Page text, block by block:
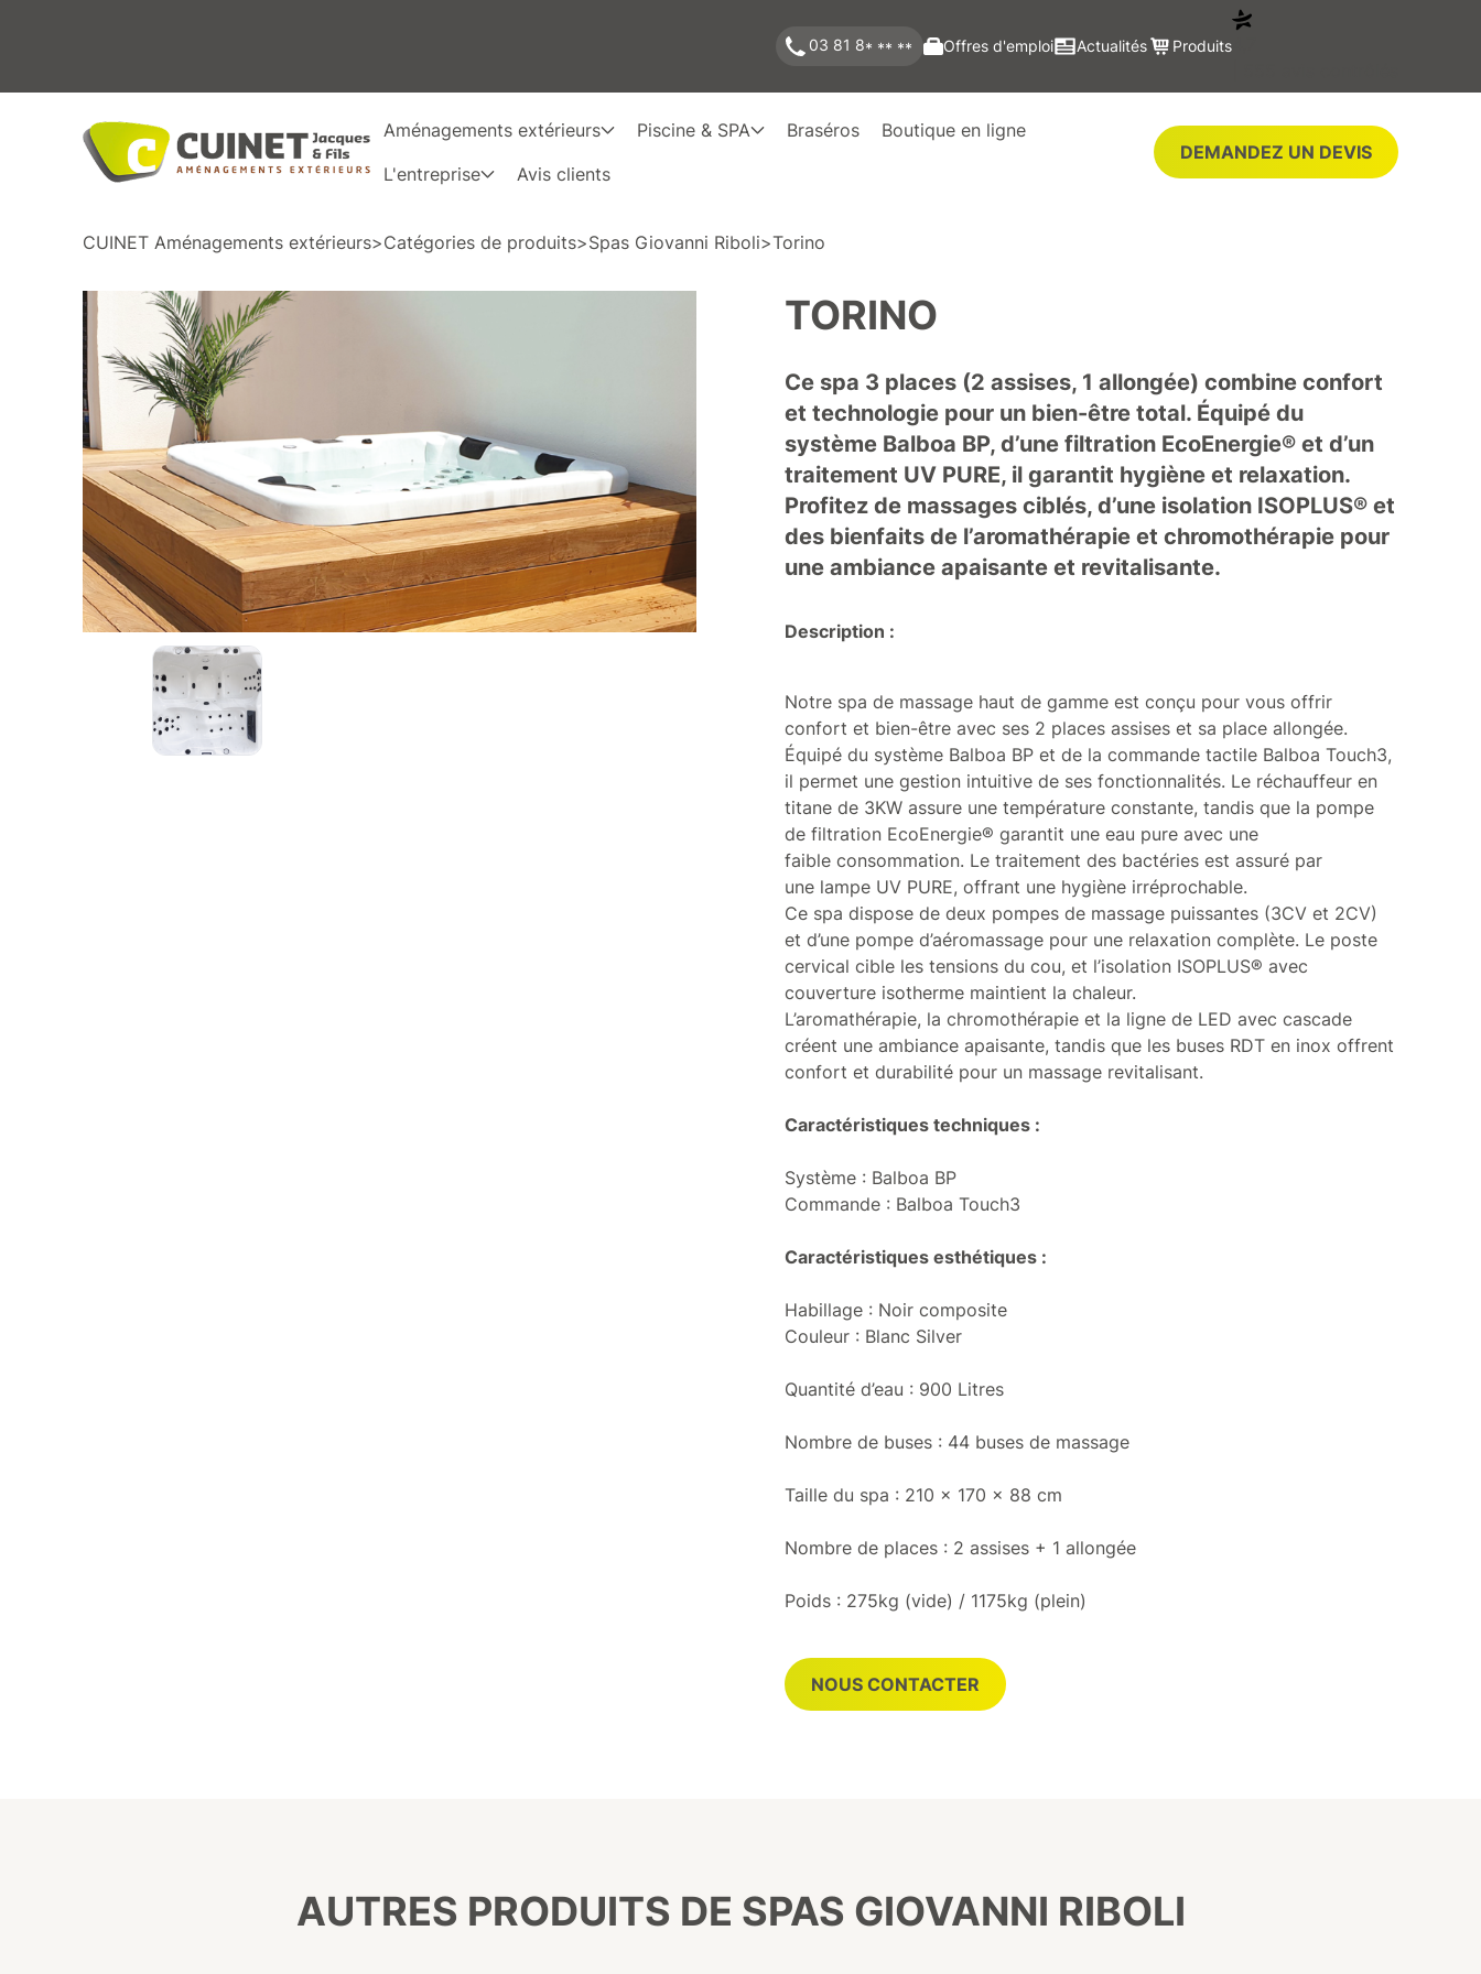
03 81 8* ** ** Offres d'emploi Actualités Produits4,7
Aménagements extérieurs Piscine & SPA Braséros
Boutique en ligne
L'entreprise
Avis clients
DEMANDEZ UN DEVIS
CUINET Aménagements extérieurs>Catégories de produits>Spas Giovanni Riboli>Torino
TORINO
Ce spa 3 places (2 assises, 1 allongée) combine confort
et technologie pour un bien-être total. Équipé du
système Balboa BP, d’une filtration EcoEnergie® et d’un
traitement UV PURE, il garantit hygiène et relaxation.
Profitez de massages ciblés, d’une isolation ISOPLUS® et
des bienfaits de l’aromathérapie et chromothérapie pour
une ambiance apaisante et revitalisante.
Description :
Notre spa de massage haut de gamme est conçu pour vous offrir
confort et bien-être avec ses 2 places assises et sa place allongée.
Équipé du système Balboa BP et de la commande tactile Balboa Touch3,
il permet une gestion intuitive de ses fonctionnalités. Le réchauffeur en
titane de 3KW assure une température constante, tandis que la pompe
de filtration EcoEnergie® garantit une eau pure avec une
faible consommation. Le traitement des bactéries est assuré par
une lampe UV PURE, offrant une hygiène irréprochable.
Ce spa dispose de deux pompes de massage puissantes (3CV et 2CV)
et d’une pompe d’aéromassage pour une relaxation complète. Le poste
cervical cible les tensions du cou, et l’isolation ISOPLUS® avec
couverture isotherme maintient la chaleur.
L’aromathérapie, la chromothérapie et la ligne de LED avec cascade
créent une ambiance apaisante, tandis que les buses RDT en inox offrent
confort et durabilité pour un massage revitalisant.
Caractéristiques techniques :
Système : Balboa BP
Commande : Balboa Touch3
Caractéristiques esthétiques :
Habillage : Noir composite
Couleur : Blanc Silver
Quantité d’eau : 900 Litres
Nombre de buses : 44 buses de massage
Taille du spa : 210 x 170 x 88 cm
Nombre de places : 2 assises + 1 allongée
Poids : 275kg (vide) / 1175kg (plein)
NOUS CONTACTER
AUTRES PRODUITS DE SPAS GIOVANNI RIBOLI